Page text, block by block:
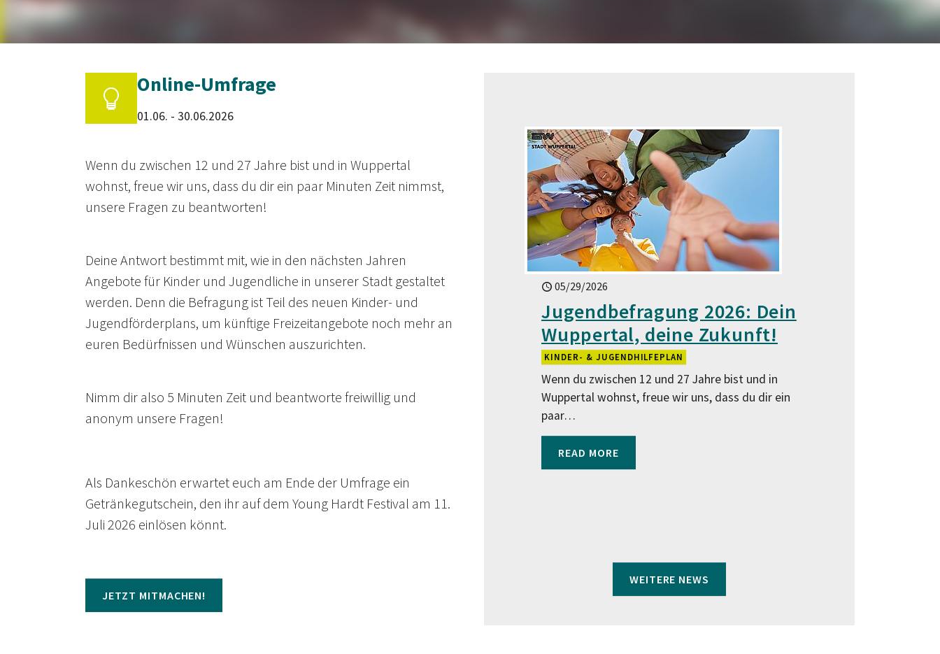
Online-Umfrage
01.06. - 30.06.2026
Wenn du zwischen 12 und 27 Jahre bist und in Wuppertal
wohnst, freue wir uns, dass du dir ein paar Minuten Zeit nimmst,
unsere Fragen zu beantworten!
Deine Antwort bestimmt mit, wie in den nächsten Jahren
Angebote für Kinder und Jugendliche in unserer Stadt gestaltet
werden. Denn die Befragung ist Teil des neuen Kinder- und
Jugendförderplans, um künftige Freizeitangebote noch mehr an
euren Bedürfnissen und Wünschen auszurichten.
Nimm dir also 5 Minuten Zeit und beantworte freiwillig und
anonym unsere Fragen!
Als Dankeschön erwartet euch am Ende der Umfrage ein
Getränkegutschein, den ihr auf dem Young Hardt Festival am 11.
Juli 2026 einlösen könnt.
JETZT MITMACHEN!
05/29/2026
Jugendbefragung 2026: Dein
Wuppertal, deine Zukunft!
KINDER- & JUGENDHILFEPLAN
Wenn du zwischen 12 und 27 Jahre bist und in
Wuppertal wohnst, freue wir uns, dass du dir ein
paar…
READ MORE
WEITERE NEWS